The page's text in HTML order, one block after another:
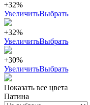
+32%
УвеличитьВыбрать
+32%
УвеличитьВыбрать
+30%
УвеличитьВыбрать
Показать все цвета
Патина